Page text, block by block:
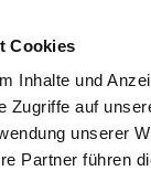
Cookies
Inhalte und
Zugriffe auf
unserer
Partner führen